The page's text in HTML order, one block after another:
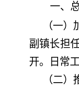
一、
（一
副镇长担
开。日常
（二